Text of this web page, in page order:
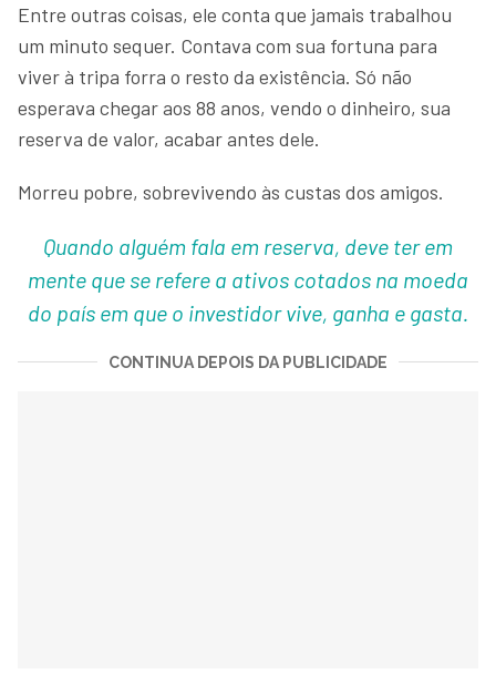
Entre outras coisas, ele conta que jamais trabalhou
um minuto sequer. Contava com sua fortuna para
viver à tripa forra o resto da existência. Só não
esperava chegar aos 88 anos, vendo o dinheiro, sua
reserva de valor, acabar antes dele.
Morreu pobre, sobrevivendo às custas dos amigos.
Quando alguém fala em reserva, deve ter em
mente que se refere a ativos cotados na moeda
do país em que o investidor vive, ganha e gasta.
CONTINUA DEPOIS DA PUBLICIDADE